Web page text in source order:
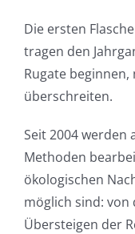
Die ersten
tragen den
Rugate
überschreiten.
Seit 2004 werden
Methoden
ökologischen
möglich sind: von
Übersteigen der